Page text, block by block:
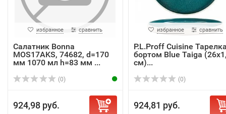
избранное сравнить
Салатник Bonna
MOS17AKS, 74682, d=170
мм 1070 мл h=83 мм ...
(0)
924,98 руб.
избранное сравнить
P.L.Proff Cuisine
бортом Blue Taiga
см)...
(0)
924,81 руб.